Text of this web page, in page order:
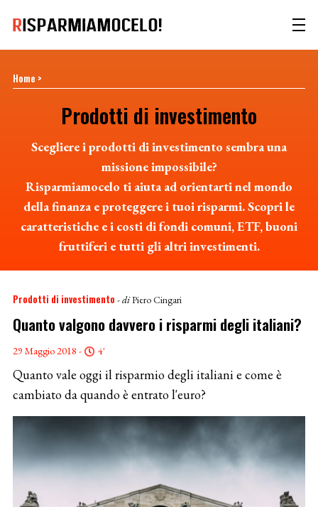
Home >
Prodotti di investimento
Scegliere i prodotti di investimento sembra una
missione impossibile?
Risparmiamocelo ti aiuta ad orientarti nel mondo
della finanza e proteggere i tuoi risparmi. Scopri le
caratteristiche e i costi di fondi comuni, ETF, buoni
fruttiferi e tutti gli altri investimenti.
Prodotti di investimento - diPiero Cingari
Quanto valgono davvero i risparmi degli italiani?
29 Maggio 2018 - 4'
Quanto vale oggi il risparmio degli italiani e come è
cambiato da quando è entrato l'euro?